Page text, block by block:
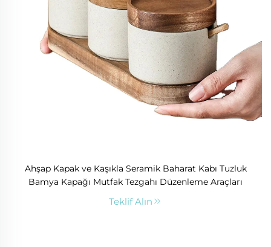
Ahşap Kapak ve Kaşıkla Seramik Baharat Kabı Tuzluk
Bamya Kapağı Mutfak Tezgahı Düzenleme Araçları
Teklif Alın